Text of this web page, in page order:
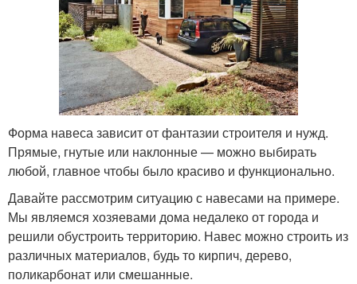
Форма навеса зависит от фантазии строителя и нужд.
Прямые, гнутые или наклонные — можно выбирать
любой, главное чтобы было красиво и функционально.
Давайте рассмотрим ситуацию с навесами на примере.
Мы являемся хозяевами дома недалеко от города и
решили обустроить территорию. Навес можно строить из
различных материалов, будь то кирпич, дерево,
поликарбонат или смешанные.